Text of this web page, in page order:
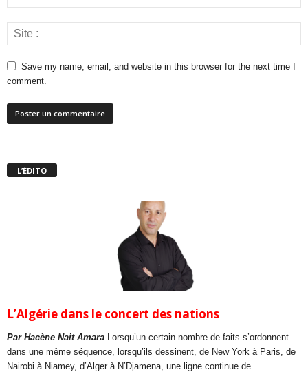
Save my name, email, and website in this browser for the next time I
comment.
L’ÉDITO
L’Algérie dans le concert des nations
Par Hacène Nait Amara
Lorsqu’un certain nombre de faits s’ordonnent
dans une même séquence, lorsqu’ils dessinent, de New York à Paris, de
Nairobi à Niamey, d’Alger à N’Djamena, une ligne continue de